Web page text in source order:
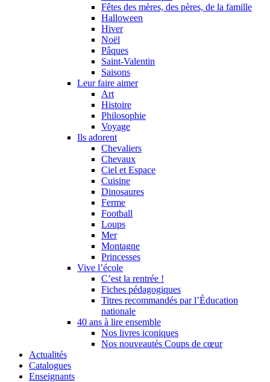
Fêtes des mères, des pères, de la famille
Halloween
Hiver
Noël
Pâques
Saint-Valentin
Saisons
Leur faire aimer
Art
Histoire
Philosophie
Voyage
Ils adorent
Chevaliers
Chevaux
Ciel et Espace
Cuisine
Dinosaures
Ferme
Football
Loups
Mer
Montagne
Princesses
Vive l’école
C’est la rentrée !
Fiches pédagogiques
Titres recommandés par l’Éducation
nationale
40 ans à lire ensemble
Nos livres iconiques
Nos nouveautés Coups de cœur
Actualités
Catalogues
Enseignants